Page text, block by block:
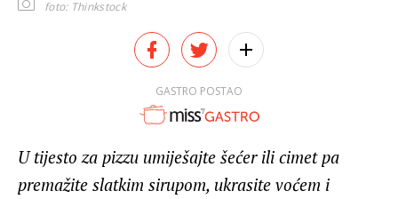
foto: Thinkstock
GASTRO POSTAO
U tijesto za pizzu umiješajte šećer ili cimet pa
premažite slatkim sirupom, ukrasite voćem i